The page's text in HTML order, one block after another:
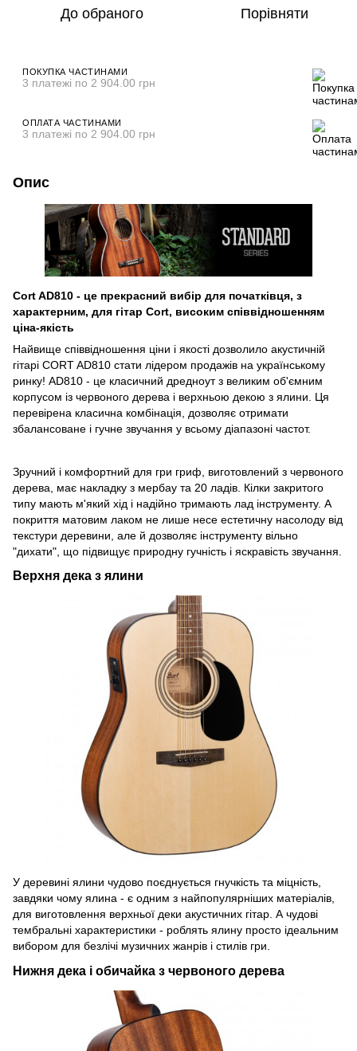
До обраного Порівняти
ПОКУПКА ЧАСТИНАМИ
3 платежі по 2 904.00 грн
ОПЛАТА ЧАСТИНАМИ
3 платежі по 2 904.00 грн
Опис
Cort AD810 - це прекрасний вибір для початківця, з
характерним, для гітар Cort, високим співвідношенням
ціна-якість
Найвище співвідношення ціни і якості дозволило акустичній
гітарі CORT AD810 стати лідером продажів на українському
ринку! AD810 - це класичний дредноут з великим об'ємним
корпусом із червоного дерева і верхньою декою з ялини. Ця
перевірена класична комбінація, дозволяє отримати
збалансоване і гучне звучання у всьому діапазоні частот.
Зручний і комфортний для гри гриф, виготовлений з червоного
дерева, має накладку з мербау та 20 ладів. Кілки закритого
типу мають м'який хід і надійно тримають лад інструменту. А
покриття матовим лаком не лише несе естетичну насолоду від
текстури деревини, але й дозволяє інструменту вільно
"дихати", що підвищує природну гучність і яскравість звучання.
Верхня дека з ялини
У деревині ялини чудово поєднується гнучкість та міцність,
завдяки чому ялина - є одним з найпопулярніших матеріалів,
для виготовлення верхньої деки акустичних гітар. А чудові
тембральні характеристики - роблять ялину просто ідеальним
вибором для безлічі музичних жанрів і стилів гри.
Нижня дека і обичайка з червоного дерева